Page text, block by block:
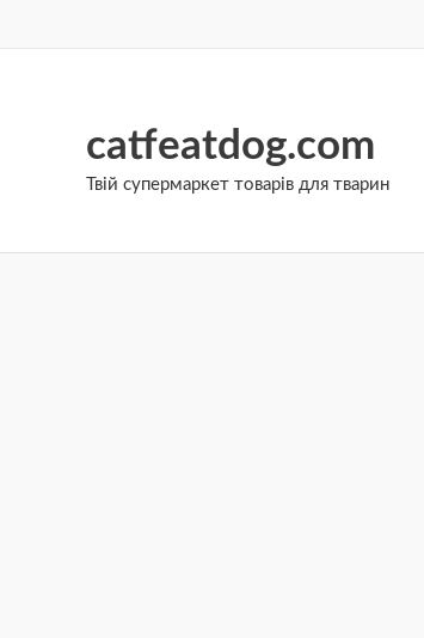
catfeatdog.com
Твій супермаркет товарів для тварин